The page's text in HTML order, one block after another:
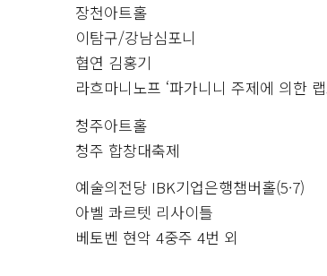
장천아트홀
이탐구/강남심포니
협연 김홍기
라흐마니노프 ‘파가니니 주제에 의한 랩
청주아트홀
청주 합창대축제
예술의전당 IBK기업은행챔버홀(5·7)
아벨 콰르텟 리사이틀
베토벤 현악 4중주 4번 외